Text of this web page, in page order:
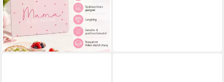
Resopal - Mama, Resopal, (1-
St)
13,55 €
lieferbar - in 2-3 Werktagen bei dir